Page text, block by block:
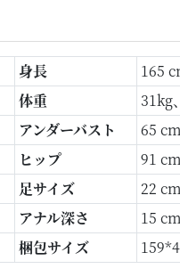
身長
165
体重
31kg
アンダーバスト
65
ヒップ
91
足サイズ
22
アナル深さ
15
梱包サイズ